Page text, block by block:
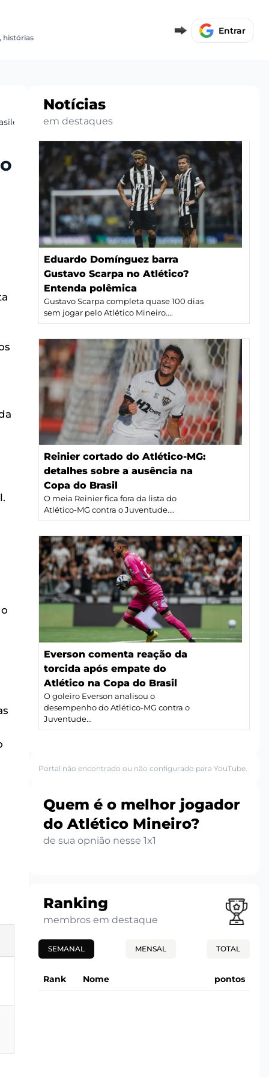
histórias
Entrar
Notícias
em destaques
Eduardo Domínguez barra
Gustavo Scarpa no Atlético?
Entenda polêmica
Gustavo Scarpa completa quase 100 dias
sem jogar pelo Atlético Mineiro....
Reinier cortado do Atlético-MG:
detalhes sobre a ausência na
Copa do Brasil
O meia Reinier fica fora da lista do
Atlético-MG contra o Juventude....
Everson comenta reação da
torcida após empate do
Atlético na Copa do Brasil
O goleiro Everson analisou o
desempenho do Atlético-MG contra o
Juventude...
Portal não encontrado ou não configurado para YouTube.
Quem é o melhor jogador
do Atlético Mineiro?
de sua opnião nesse 1x1
Ranking
membros em destaque
SEMANAL MENSAL TOTAL
Rank Nome pontos